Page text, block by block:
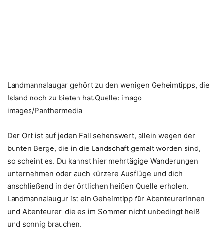
Landmannalaugar gehört zu den wenigen Geheimtipps, die
Island noch zu bieten hat.Quelle: imago
images/Panthermedia
Der Ort ist auf jeden Fall sehenswert, allein wegen der
bunten Berge, die in die Landschaft gemalt worden sind,
so scheint es. Du kannst hier mehrtägige Wanderungen
unternehmen oder auch kürzere Ausflüge und dich
anschließend in der örtlichen heißen Quelle erholen.
Landmannalaugur ist ein Geheimtipp für Abenteurerinnen
und Abenteurer, die es im Sommer nicht unbedingt heiß
und sonnig brauchen.